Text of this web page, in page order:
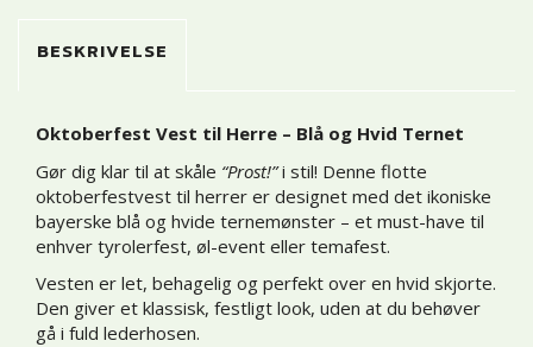
BESKRIVELSE
Oktoberfest Vest til Herre – Blå og Hvid Ternet
Gør dig klar til at skåle “Prost!”i stil! Denne flotte
oktoberfestvest til herrer er designet med det ikoniske
bayerske blå og hvide ternemønster – et must-have til
enhver tyrolerfest, øl-event eller temafest.
Vesten er let, behagelig og perfekt over en hvid skjorte.
Den giver et klassisk, festligt look, uden at du behøver
gå i fuld lederhosen.